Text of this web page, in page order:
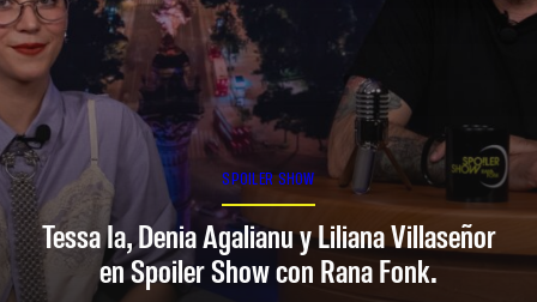
SPOILER SHOW
Tessa Ia, Denia Agalianu y Liliana Villaseñor
en Spoiler Show con Rana Fonk.